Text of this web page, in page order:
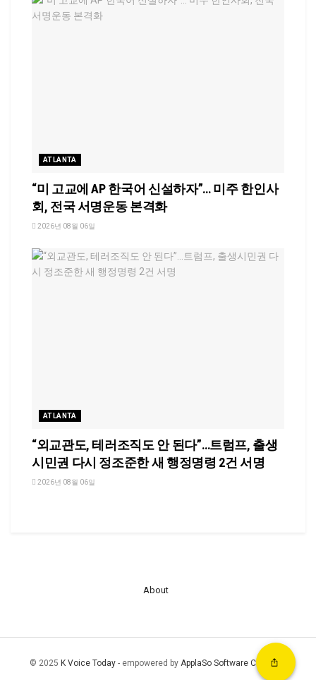
ATLANTA
“미 고교에 AP 한국어 신설하자”… 미주 한인사
회, 전국 서명운동 본격화
2026년 08월 06일
ATLANTA
“외교관도, 테러조직도 안 된다”…트럼프, 출생
시민권 다시 정조준한 새 행정명령 2건 서명
2026년 08월 06일
About
© 2025 K Voice Today- empowered by ApplaSo Software Company